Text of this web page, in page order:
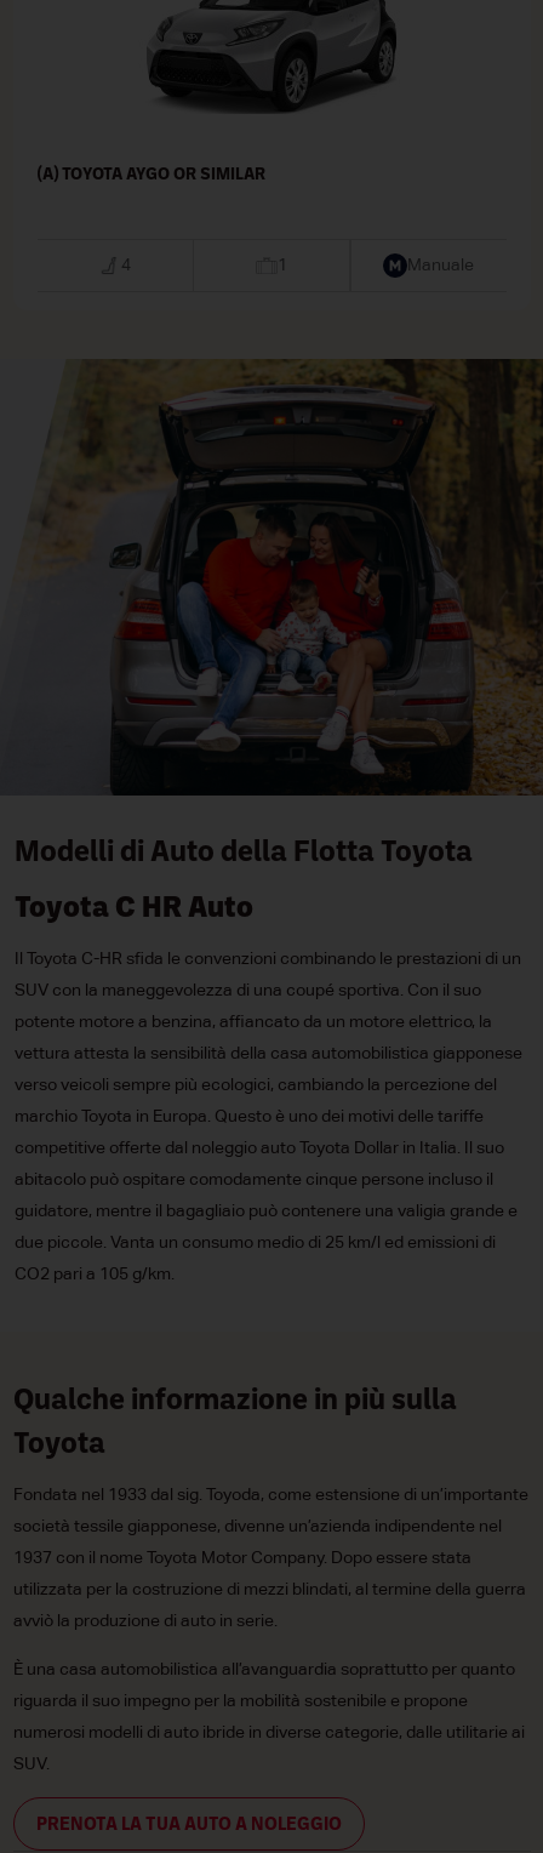
(A) TOYOTA AYGO OR SIMILAR
4 1 Manuale
Modelli di Auto della Flotta Toyota
Toyota C HR Auto
Il Toyota C-HR sfida le convenzioni combinando le prestazioni di un
SUV con la maneggevolezza di una coupé sportiva. Con il suo
potente motore a benzina, affiancato da un motore elettrico, la
vettura attesta la sensibilità della casa automobilistica giapponese
verso veicoli sempre più ecologici, cambiando la percezione del
marchio Toyota in Europa. Questo è uno dei motivi delle tariffe
competitive offerte dal noleggio auto Toyota Dollar in Italia. Il suo
abitacolo può ospitare comodamente cinque persone incluso il
guidatore, mentre il bagagliaio può contenere una valigia grande e
due piccole. Vanta un consumo medio di 25 km/l ed emissioni di
CO2 pari a 105 g/km.
Qualche informazione in più sulla
Toyota
Fondata nel 1933 dal sig. Toyoda, come estensione di un’importante
società tessile giapponese, divenne un’azienda indipendente nel
1937 con il nome Toyota Motor Company. Dopo essere stata
utilizzata per la costruzione di mezzi blindati, al termine della guerra
avviò la produzione di auto in serie.
È una casa automobilistica all’avanguardia soprattutto per quanto
riguarda il suo impegno per la mobilità sostenibile e propone
numerosi modelli di auto ibride in diverse categorie, dalle utilitarie ai
SUV.
PRENOTA LA TUA AUTO A NOLEGGIO